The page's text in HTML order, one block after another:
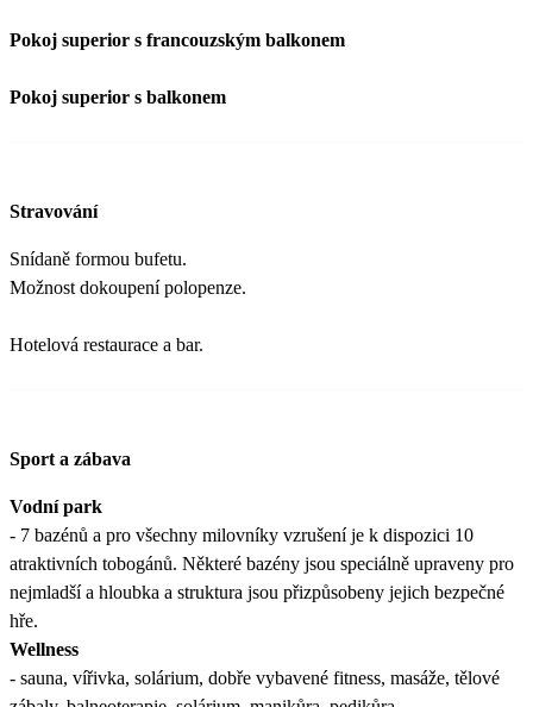
Pokoj superior s francouzským balkonem
Pokoj superior s balkonem
Stravování
Snídaně formou bufetu.
Možnost dokoupení polopenze.
Hotelová restaurace a bar.
Sport a zábava
Vodní park
- 7 bazénů a pro všechny milovníky vzrušení je k dispozici 10
atraktivních tobogánů. Některé bazény jsou speciálně upraveny pro
nejmladší a hloubka a struktura jsou přizpůsobeny jejich bezpečné
hře.
Wellness
- sauna, vířivka, solárium, dobře vybavené fitness, masáže, tělové